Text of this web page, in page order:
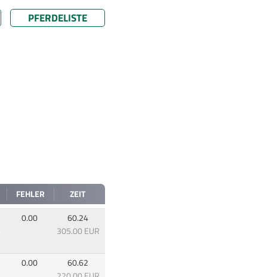
PFERDELISTE
FEHLER
ZEIT
0.00
60.24
305.00 EUR
0.00
60.62